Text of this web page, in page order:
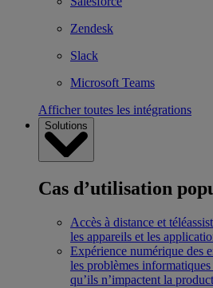
Zendesk
Slack
Microsoft Teams
Afficher toutes les intégrations
Solutions
Cas d’utilisation
Accès à distance et
les appareils et les
Expérience numérique des
les problèmes
qu’ils n’impactent la